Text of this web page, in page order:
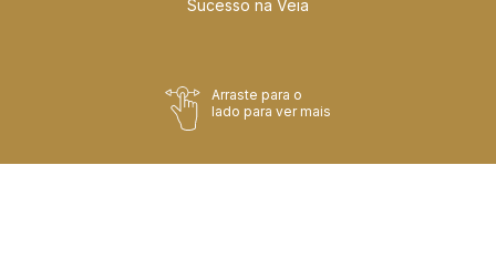
Sucesso na Veia
Arraste para o
lado para ver mais